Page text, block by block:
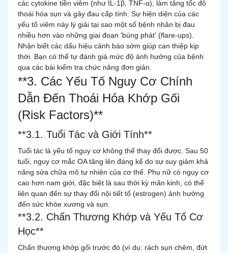
các cytokine tiền viêm (như IL-1β, TNF-α), làm tăng tốc độ
thoái hóa sụn và gây đau cấp tính. Sự hiện diện của các
yếu tố viêm này lý giải tại sao một số bệnh nhân bị đau
nhiều hơn vào những giai đoạn 'bùng phát' (flare-ups).
Nhận biết các dấu hiệu cảnh báo sớm giúp can thiệp kịp
thời. Bạn có thể tự đánh giá mức độ ảnh hưởng của bệnh
qua các bài kiểm tra chức năng đơn giản.
**3. Các Yếu Tố Nguy Cơ Chính
Dẫn Đến Thoái Hóa Khớp Gối
(Risk Factors)**
**3.1. Tuổi Tác và Giới Tính**
Tuổi tác là yếu tố nguy cơ không thể thay đổi được. Sau 50
tuổi, nguy cơ mắc OA tăng lên đáng kể do sự suy giảm khả
năng sửa chữa mô tự nhiên của cơ thể. Phụ nữ có nguy cơ
cao hơn nam giới, đặc biệt là sau thời kỳ mãn kinh, có thể
liên quan đến sự thay đổi nội tiết tố (estrogen) ảnh hưởng
đến sức khỏe xương và sụn.
**3.2. Chấn Thương Khớp và Yếu Tố Cơ
Học**
Chấn thương khớp gối trước đó (ví dụ: rách sụn chêm, đứt